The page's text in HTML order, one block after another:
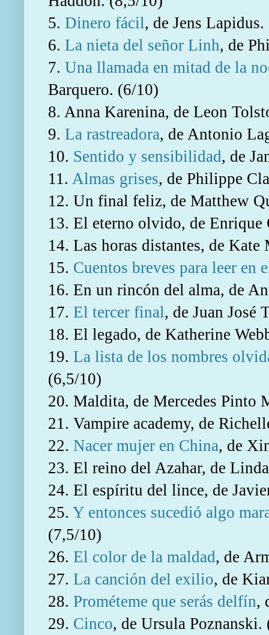
5. Dinero fácil, de Jens
6. La nieta del señor Linh, de
7. Una llamada en mitad de la
Barquero. (6/10)
8. Anna Karenina, de Leon
9. La rastreadora, de Antonio
10. Sentido y sensibilidad, de
11. Almas grises, de Philippe
12. Un final feliz, de Matthew
13. El eterno olvido, de Enrique
14. Las horas distantes, de Kate
15. Cuentos breves para leer en
16. En un rincón del alma, de
17. El tercer final, de Juan José
18. El legado, de Katherine
19. La lista de los nombres
(6,5/10)
20. Maldita, de Mercedes Pinto
21. Vampire academy, de
22. Nacer mujer en China, de
23. El reino del Azahar, de
24. El espíritu del lince, de
25. Y entonces sucedió algo
(7,5/10)
26. El color de la maldad, de
27. La canción del exilio, de
28. Prométeme que serás delfín,
29. Cinco, de Ursula Poznanski.